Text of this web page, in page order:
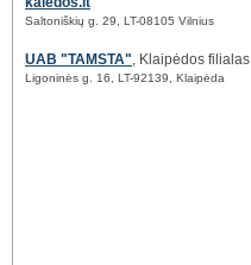
Saltoniškių g. 29, LT-08105 Vilnius
UAB "TAMSTA", Klaipėdos filialas
Ligoninės g. 16, LT-92139, Klaipėda